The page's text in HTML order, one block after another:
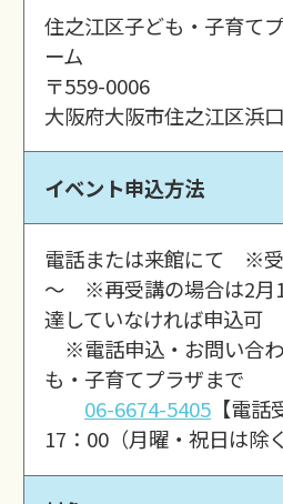
住之江区子ども・子育て
ーム
〒559-0006
大阪府大阪市住之江区浜
イベント申込方法
電話または来館にて ※受
～ ※再受講の場合は2月
達していなければ申込可
※電話申込・お問い合
も・子育てプラザまで
06-6674-5405 【電
17：00（月曜・祝日は除く